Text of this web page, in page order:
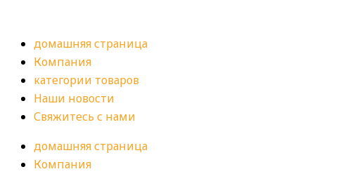
домашняя страница
Компания
категории товаров
Наши новости
Свяжитесь с нами
домашняя страница
Компания